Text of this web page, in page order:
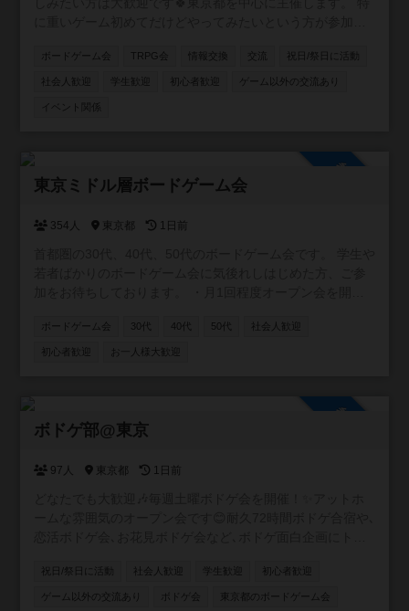
新参者の主催者ですが、毎月新しいボドゲ開拓しているの
でリクエストやおすすめも受け付けます✨
ボードゲーム会 TRPG会 情報交換 交流 祝日/祭日に活動
社会人歓迎 学生歓迎 初心者歓迎 ゲーム以外の交流あり
イベント関係
東京ミドル層ボードゲーム会
354人 東京都 1日前
す。 ・安価に時間を気にせず遊べるよう、参加費500円、8
時間以上を目処としております。 ・参加費以外の名目で追
ボードゲーム会 30代 40代 50代 社会人歓迎
初心者歓迎 お一人様大歓迎
ボドゲ部@東京
97人 東京都 1日前
に土日祝､たまに平日にも開催✨おひとりさまで初参加から
の､リピート率高め❗️ぜひ一度､気軽に足を運んでいただけた
祝日/祭日に活動 社会人歓迎 学生歓迎 初心者歓迎
ゲーム以外の交流あり ボドゲ会 東京都のボードゲーム会